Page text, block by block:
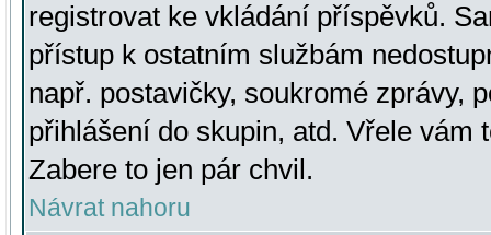
registrovat ke vkládání příspěvků.
přístup k ostatním službám
např. postavičky, soukromé zprávy,
přihlášení do skupin, atd. Vřele vám
Zabere to jen pár chvil.
Návrat nahoru